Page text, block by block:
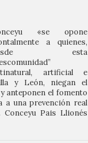
artificial e
y León, niegan el
anteponen el fomento
a una prevención real
Pais Llionés